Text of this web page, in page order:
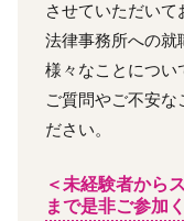
させていただいて
法律事務所への就
様々なことについ
ご質問やご不安な
ださい。
＜未経験者から
まで是非ご参加